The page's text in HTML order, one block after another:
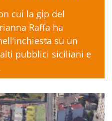
cui la gip del
Raffa ha
su un
pubblici siciliani e